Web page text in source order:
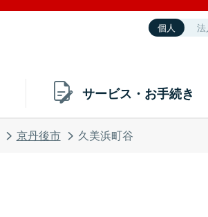
個人 法
サービス・お手続き
京丹後市 久美浜町谷